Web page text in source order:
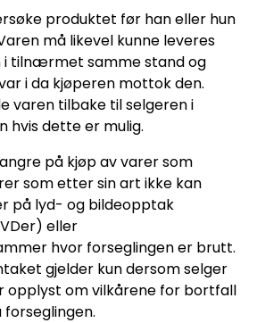
produktet før han eller hun
må likevel kunne leveres
i tilnærmet samme stand og
i da kjøperen mottok den.
varen tilbake til selgeren i
hvis dette er mulig.
på kjøp av varer som
som etter sin art ikke kan
på lyd- og bildeopptak
eller
hvor forseglingen er brutt.
gjelder kun dersom selger
opplyst om vilkårene for bortfall